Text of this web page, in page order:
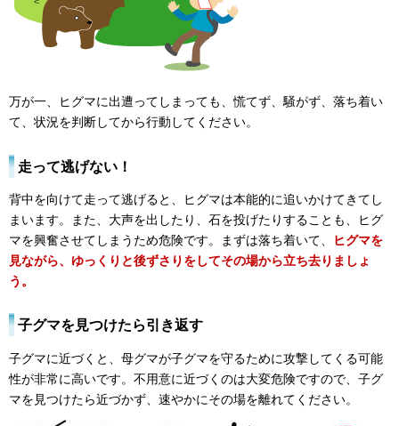
万が一、ヒグマに出遭ってしまっても、慌てず、騒がず、落ち着い
て、状況を判断してから行動してください。
走って逃げない！
背中を向けて走って逃げると、ヒグマは本能的に追いかけてきてし
まいます。また、大声を出したり、石を投げたりすることも、ヒグ
マを興奮させてしまうため危険です。まずは落ち着いて、
ヒグマを
見ながら、ゆっくりと後ずさりをしてその場から立ち去りましょ
う。
子グマを見つけたら引き返す
子グマに近づくと、母グマが子グマを守るために攻撃してくる可能
性が非常に高いです。不用意に近づくのは大変危険ですので、子グ
マを見つけたら近づかず、速やかにその場を離れてください。